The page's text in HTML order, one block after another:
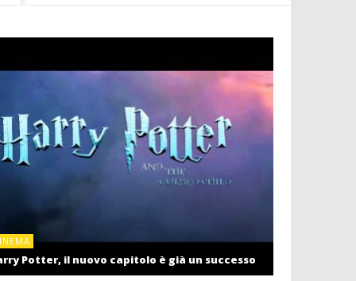
Potter, il nuovo capitolo è già un successo